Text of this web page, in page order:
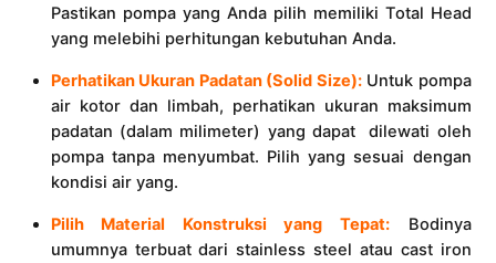
Pastikan pompa yang Anda pilih memiliki Total Head
yang melebihi perhitungan kebutuhan Anda.
Perhatikan Ukuran Padatan (Solid Size):Untuk pompa
air kotor dan limbah, perhatikan ukuran maksimum
padatan (dalam milimeter) yang dapat dilewati oleh
pompa tanpa menyumbat. Pilih yang sesuai dengan
kondisi air yang.
Pilih Material Konstruksi yang Tepat: Bodinya
umumnya terbuat dari stainless steel atau cast iron